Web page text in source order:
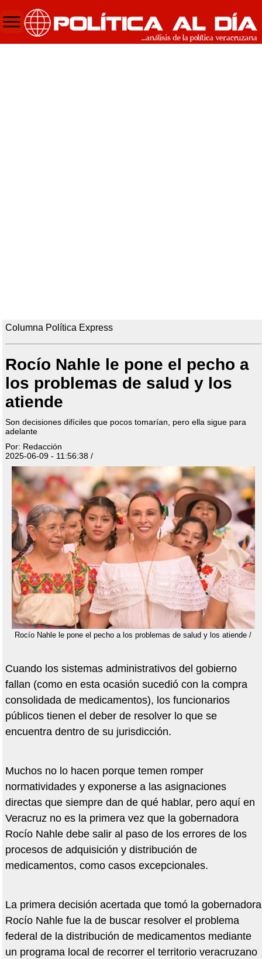
Columna Política Express
Rocío Nahle le pone el pecho a
los problemas de salud y los
atiende
Son decisiones difíciles que pocos tomarían, pero ella sigue para
adelante
Por: Redacción
2025-06-09 - 11:56:38 /
Rocío Nahle le pone el pecho a los problemas de salud y los atiende /
Cuando los sistemas administrativos del gobierno
fallan (como en esta ocasión sucedió con la compra
consolidada de medicamentos), los funcionarios
públicos tienen el deber de resolver lo que se
encuentra dentro de su jurisdicción.
Muchos no lo hacen porque temen romper
normatividades y exponerse a las asignaciones
directas que siempre dan de qué hablar, pero aquí en
Veracruz no es la primera vez que la gobernadora
Rocío Nahle debe salir al paso de los errores de los
procesos de adquisición y distribución de
medicamentos, como casos excepcionales.
La primera decisión acertada que tomó la gobernadora
Rocío Nahle fue la de buscar resolver el problema
federal de la distribución de medicamentos mediante
un programa local de recorrer el territorio veracruzano